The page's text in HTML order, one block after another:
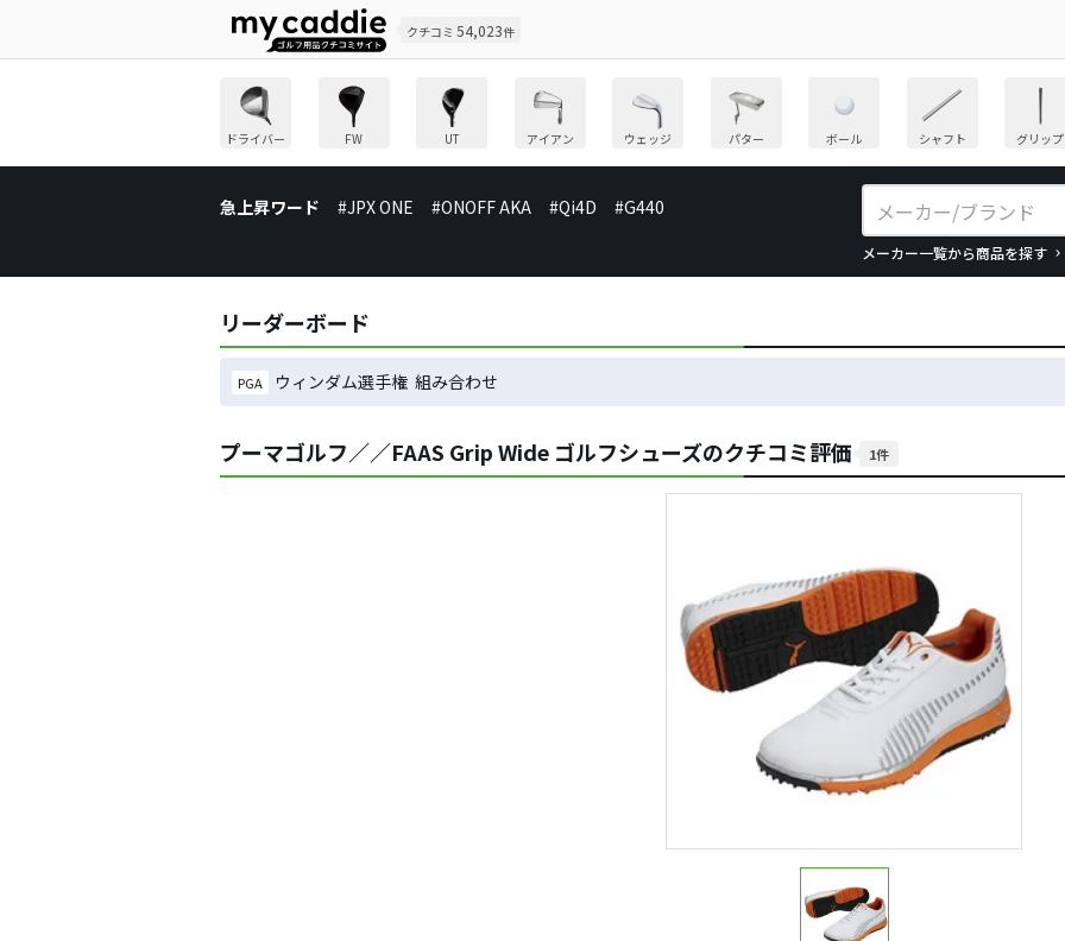
クチコミ 54,023件
ドライバー FW UT アイアン ウェッジ パター ボール シャフト グリップ
急上昇ワード #JPX ONE #ONOFF AKA #Qi4D #G440
メーカー一覧から商品を探す
リーダーボード
PGA ウィンダム選手権 組み合わせ
プーマゴルフ／／FAAS Grip Wide ゴルフシューズのクチコミ評価 1件